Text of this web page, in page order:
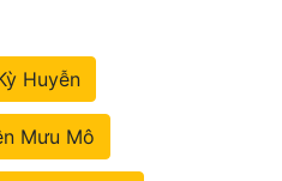
Huyễn
Mưu Mô